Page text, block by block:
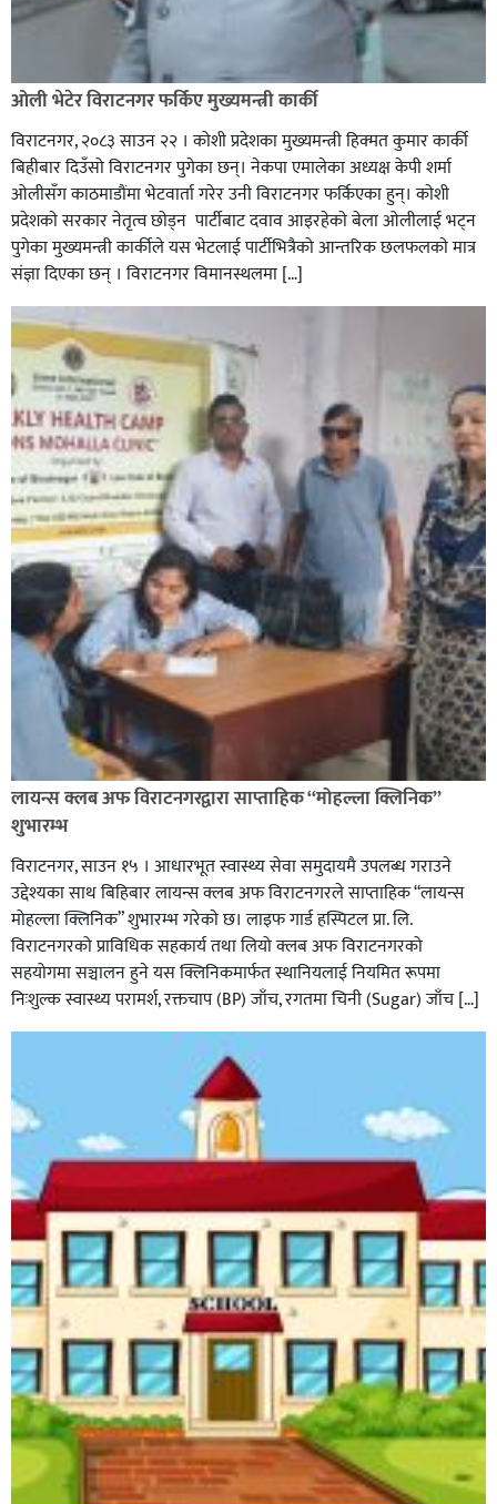
ओली भेटेर विराटनगर फर्किए मुख्यमन्त्री कार्की
विराटनगर, २०८३ साउन २२ । कोशी प्रदेशका मुख्यमन्त्री हिक्मत कुमार कार्की
बिहीबार दिउँसो विराटनगर पुगेका छन्। नेकपा एमालेका अध्यक्ष केपी शर्मा
ओलीसँग काठमाडौंमा भेटवार्ता गरेर उनी विराटनगर फर्किएका हुन्। काेशी
प्रदेशकाे सरकार नेतृत्व छाेड्न पार्टीबाट दवाव आइरहेकाे बेला ओलीलाई भट्न
पुगेका मुख्यमन्त्री कार्कीले यस भेटलाई पार्टीभित्रैको आन्तरिक छलफलकाे मात्र
संज्ञा दिएका छन् । विराटनगर विमानस्थलमा […]
लायन्स क्लब अफ विराटनगरद्वारा साप्ताहिक “मोहल्ला क्लिनिक”
शुभारम्भ
विराटनगर, साउन १५ । आधारभूत स्वास्थ्य सेवा समुदायमै उपलब्ध गराउने
उद्देश्यका साथ बिहिबार लायन्स क्लब अफ विराटनगरले साप्ताहिक “लायन्स
मोहल्ला क्लिनिक” शुभारम्भ गरेकाे छ। लाइफ गार्ड हस्पिटल प्रा. लि.
विराटनगरको प्राविधिक सहकार्य तथा लियो क्लब अफ विराटनगरको
सहयोगमा सञ्चालन हुने यस क्लिनिकमार्फत स्थानियलाई नियमित रूपमा
निःशुल्क स्वास्थ्य परामर्श, रक्तचाप (BP) जाँच, रगतमा चिनी (Sugar) जाँच […]